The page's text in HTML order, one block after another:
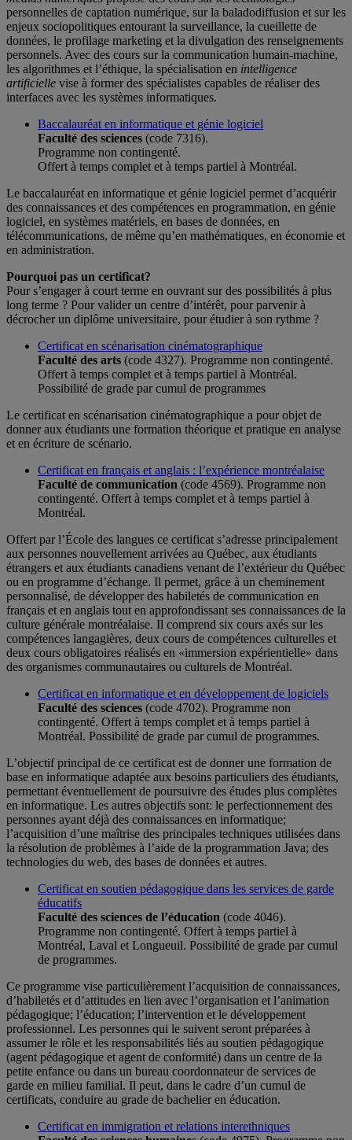
personnelles de captation numérique, sur la baladodiffusion et sur les
enjeux sociopolitiques entourant la surveillance, la cueillette de
données, le profilage marketing et la divulgation des renseignements
personnels. Avec des cours sur la communication humain-machine,
les algorithmes et l’éthique, la spécialisation en intelligence
artificielle vise à former des spécialistes capables de réaliser des
interfaces avec les systèmes informatiques.
Baccalauréat en informatique et génie logiciel
Faculté des sciences (code 7316).
Programme non contingenté.
Offert à temps complet et à temps partiel à Montréal.
Le baccalauréat en informatique et génie logiciel permet d’acquérir
des connaissances et des compétences en programmation, en génie
logiciel, en systèmes matériels, en bases de données, en
télécommunications, de même qu’en mathématiques, en économie et
en administration.
Pourquoi pas un certificat?
Pour s’engager à court terme en ouvrant sur des possibilités à plus
long terme ? Pour valider un centre d’intérêt, pour parvenir à
décrocher un diplôme universitaire, pour étudier à son rythme ?
Certificat en scénarisation cinématographique
Faculté des arts (code 4327). Programme non contingenté.
Offert à temps complet et à temps partiel à Montréal.
Possibilité de grade par cumul de programmes
Le certificat en scénarisation cinématographique a pour objet de
donner aux étudiants une formation théorique et pratique en analyse
et en écriture de scénario.
Certificat en français et anglais : l’expérience montréalaise
Faculté de communication (code 4569). Programme non
contingenté. Offert à temps complet et à temps partiel à
Montréal.
Offert par l’École des langues ce certificat s’adresse principalement
aux personnes nouvellement arrivées au Québec, aux étudiants
étrangers et aux étudiants canadiens venant de l’extérieur du Québec
ou en programme d’échange. Il permet, grâce à un cheminement
personnalisé, de développer des habiletés de communication en
français et en anglais tout en approfondissant ses connaissances de la
culture générale montréalaise. Il comprend six cours axés sur les
compétences langagières, deux cours de compétences culturelles et
deux cours obligatoires réalisés en «immersion expérientielle» dans
des organismes communautaires ou culturels de Montréal.
Certificat en informatique et en développement de logiciels
Faculté des sciences (code 4702). Programme non
contingenté. Offert à temps complet et à temps partiel à
Montréal. Possibilité de grade par cumul de programmes.
L’objectif principal de ce certificat est de donner une formation de
base en informatique adaptée aux besoins particuliers des étudiants,
permettant éventuellement de poursuivre des études plus complètes
en informatique. Les autres objectifs sont: le perfectionnement des
personnes ayant déjà des connaissances en informatique;
l’acquisition d’une maîtrise des principales techniques utilisées dans
la résolution de problèmes à l’aide de la programmation Java; des
technologies du web, des bases de données et autres.
Certificat en soutien pédagogique dans les services de garde
éducatifs
Faculté des sciences de l’éducation (code 4046).
Programme non contingenté. Offert à temps partiel à
Montréal, Laval et Longueuil. Possibilité de grade par cumul
de programmes.
Ce programme vise particulièrement l’acquisition de connaissances,
d’habiletés et d’attitudes en lien avec l’organisation et l’animation
pédagogique; l’éducation; l’intervention et le développement
professionnel. Les personnes qui le suivent seront préparées à
assumer le rôle et les responsabilités liés au soutien pédagogique
(agent pédagogique et agent de conformité) dans un centre de la
petite enfance ou dans un bureau coordonnateur de services de
garde en milieu familial. Il peut, dans le cadre d’un cumul de
certificats, conduire au grade de bachelier en éducation.
Certificat en immigration et relations interethniques